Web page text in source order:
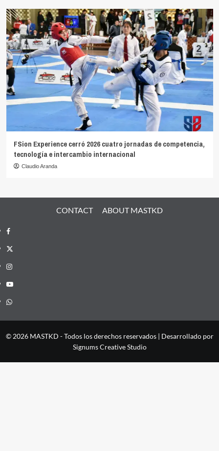
FSion Experience cerró 2026 cuatro jornadas de competencia,
tecnología e intercambio internacional
Claudio Aranda
CONTACT ABOUT MASTKD
Facebook
X
Instagram
YouTube
Whatsapp